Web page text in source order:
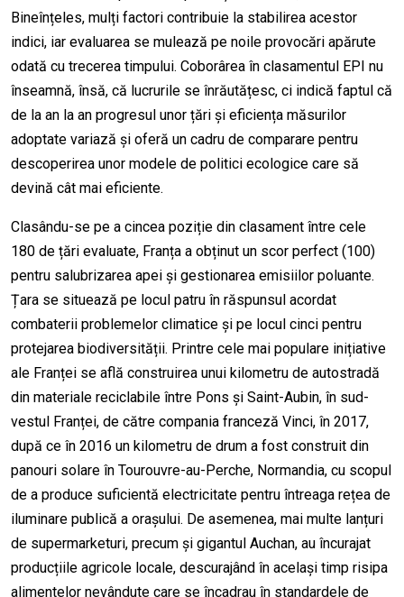
Bineînțeles, mulți factori contribuie la stabilirea acestor
indici, iar evaluarea se mulează pe noile provocări apărute
odată cu trecerea timpului. Coborârea în clasamentul EPI nu
înseamnă, însă, că lucrurile se înrăutățesc, ci indică faptul că
de la an la an progresul unor țări și eficiența măsurilor
adoptate variază și oferă un cadru de comparare pentru
descoperirea unor modele de politici ecologice care să
devină cât mai eficiente.
Clasându-se pe a cincea poziție din clasament între cele
180 de țări evaluate, Franța a obținut un scor perfect (100)
pentru salubrizarea apei și gestionarea emisiilor poluante.
Țara se situează pe locul patru în răspunsul acordat
combaterii problemelor climatice și pe locul cinci pentru
protejarea biodiversității. Printre cele mai populare inițiative
ale Franței se află construirea unui kilometru de autostradă
din materiale reciclabile între Pons și Saint-Aubin, în sud-
vestul Franței, de către compania franceză Vinci, în 2017,
după ce în 2016 un kilometru de drum a fost construit din
panouri solare în Tourouvre-au-Perche, Normandia, cu scopul
de a produce suficientă electricitate pentru întreaga rețea de
iluminare publică a orașului. De asemenea, mai multe lanțuri
de supermarketuri, precum și gigantul Auchan, au încurajat
producțiile agricole locale, descurajând în același timp risipa
alimentelor nevândute care se încadrau în standardele de